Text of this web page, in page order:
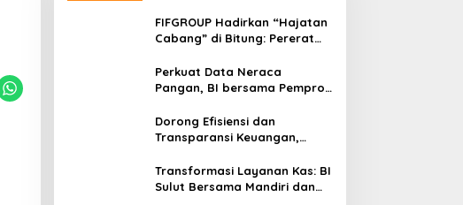
FIFGROUP Hadirkan “Hajatan
Cabang” di Bitung: Pererat
Lokal & Tawarkan Beragam
Promo Khusus
Perkuat Data Neraca
Pangan, BI bersama Pemprov
dan Kendalikan Inflasi
Dorong Efisiensi dan
Transparansi Keuangan,
Digitalisasi Transaksi
Bersama BI Sulut
Transformasi Layanan Kas: BI
Sulut Bersama Mandiri dan